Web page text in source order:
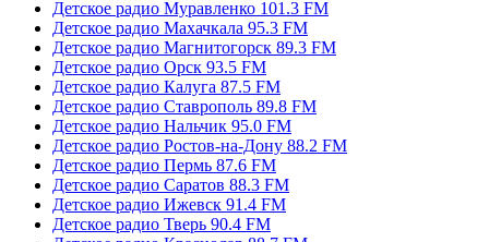
Детское радио Муравленко 101.3 FM
Детское радио Махачкала 95.3 FM
Детское радио Магнитогорск 89.3 FM
Детское радио Орск 93.5 FM
Детское радио Калуга 87.5 FM
Детское радио Ставрополь 89.8 FM
Детское радио Нальчик 95.0 FM
Детское радио Ростов-на-Дону 88.2 FM
Детское радио Пермь 87.6 FM
Детское радио Саратов 88.3 FM
Детское радио Ижевск 91.4 FM
Детское радио Тверь 90.4 FM